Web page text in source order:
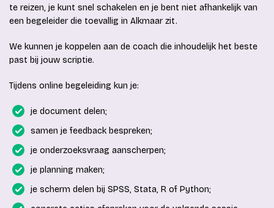
te reizen, je kunt snel schakelen en je bent niet afhankelijk van
een begeleider die toevallig in Alkmaar zit.
We kunnen je koppelen aan de coach die inhoudelijk het beste
past bij jouw scriptie.
Tijdens online begeleiding kun je:
je document delen;
samen je feedback bespreken;
je onderzoeksvraag aanscherpen;
je planning maken;
je scherm delen bij SPSS, Stata, R of Python;